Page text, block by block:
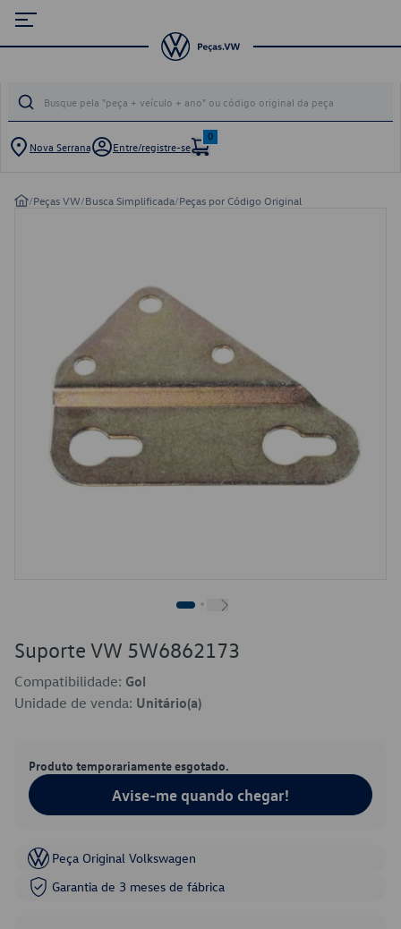
Nova Serrana Entre/registre-se
0
/Peças VW/Busca Simplificada/Peças por Código Original
Suporte VW 5W6862173
Compatibilidade: Gol
Unidade de venda: Unitário(a)
Produto temporariamente esgotado.
Avise-me quando chegar!
Peça Original Volkswagen
Garantia de 3 meses de fábrica